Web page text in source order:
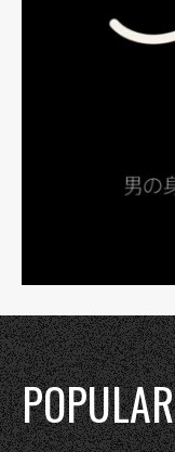
POPULAR